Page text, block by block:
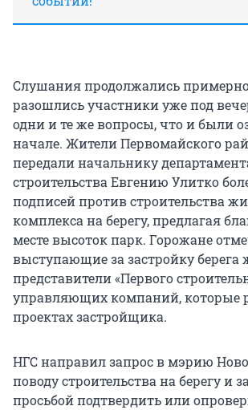
Слушания продолжались примерно
разошлись участники уже под
одни и те же вопросы, что и были
начале. Жители Первомайского
передали начальнику
строительства Евгению Улитко
подписей против строительства
комплекса на берегу, предлагая
месте высоток парк. Горожане
выступающие за застройку
представители «Первого
управляющих компаний, которые
проектах застройщика.
НГС направил запрос в мэрию
поводу строительства на берегу и
просьбой подтвердить или